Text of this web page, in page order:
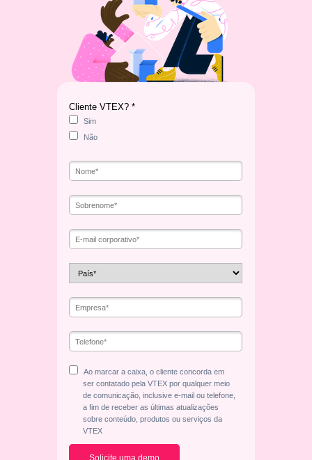
Cliente VTEX? *
Sim
Não
Ao marcar a caixa, o cliente concorda em
ser contatado pela VTEX por qualquer meio
de comunicação, inclusive e-mail ou telefone,
a fim de receber as últimas atualizações
sobre conteúdo, produtos ou serviços da
VTEX
Solicite uma demo